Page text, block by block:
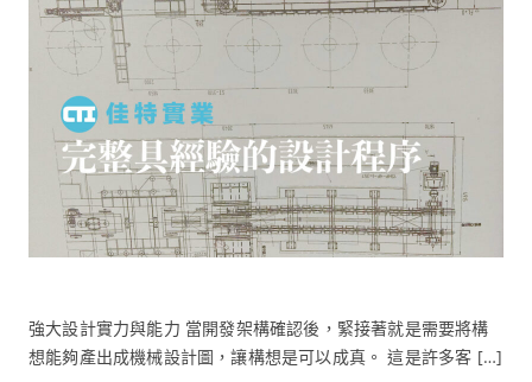
強大設計實力與能力 當開發架構確認後，緊接著就是需要將構
想能夠產出成機械設計圖，讓構想是可以成真。 這是許多客 […]